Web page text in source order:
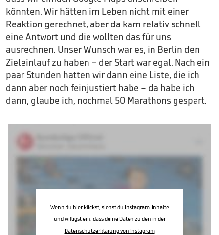
könnten. Wir hätten im Leben nicht mit einer
Reaktion gerechnet, aber da kam relativ schnell
eine Antwort und die wollten das für uns
ausrechnen. Unser Wunsch war es, in Berlin den
Zieleinlauf zu haben – der Start war egal. Nach ein
paar Stunden hatten wir dann eine Liste, die ich
dann aber noch feinjustiert habe – da habe ich
dann, glaube ich, nochmal 50 Marathons gespart.
Wenn du hier klickst, siehst du Instagram-Inhalte
und willigst ein, dass deine Daten zu den in der
Datenschutzerklärung von Instagram